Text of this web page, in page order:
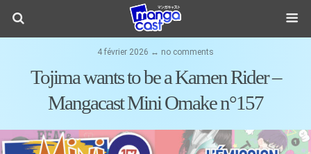
4 février 2026 ↔ no comments
Tojima wants to be a Kamen Rider –
Mangacast Mini Omake n°157